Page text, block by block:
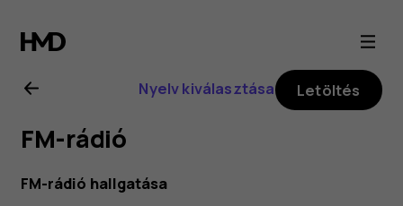
Nokia
8.1
felhasználói
kézikönyv
Nyelv kiválasztása Letöltés
FM-rádió
FM-rádió hallgatása